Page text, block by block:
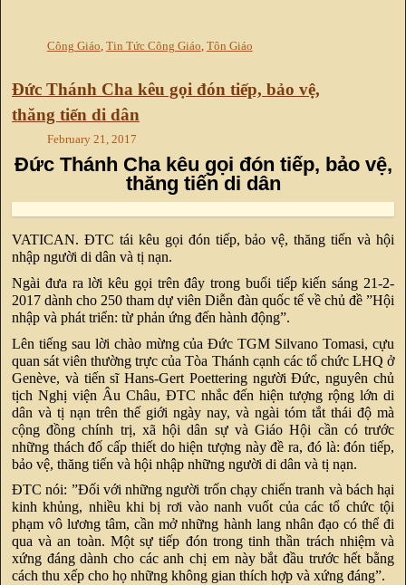
Công Giáo, Tin Tức Công Giáo, Tôn Giáo
Đức Thánh Cha kêu gọi đón tiếp, bảo vệ,
thăng tiến di dân
February 21, 2017
Đức Thánh Cha kêu gọi đón tiếp, bảo vệ,
thăng tiến di dân
VATICAN. ĐTC tái kêu gọi đón tiếp, bảo vệ, thăng tiến và hội
nhập người di dân và tị nạn.
Ngài đưa ra lời kêu gọi trên đây trong buổi tiếp kiến sáng 21-2-
2017 dành cho 250 tham dự viên Diễn đàn quốc tế về chủ đề ”Hội
nhập và phát triển: từ phản ứng đến hành động”.
Lên tiếng sau lời chào mừng của Đức TGM Silvano Tomasi, cựu
quan sát viên thường trực của Tòa Thánh cạnh các tổ chức LHQ ở
Genève, và tiến sĩ Hans-Gert Poettering người Đức, nguyên chủ
tịch Nghị viện Âu Châu, ĐTC nhắc đến hiện tượng rộng lớn di
dân và tị nạn trên thế giới ngày nay, và ngài tóm tắt thái độ mà
cộng đồng chính trị, xã hội dân sự và Giáo Hội cần có trước
những thách đố cấp thiết do hiện tượng này đề ra, đó là: đón tiếp,
bảo vệ, thăng tiến và hội nhập những người di dân và tị nạn.
ĐTC nói: ”Đối với những người trốn chạy chiến tranh và bách hại
kinh khủng, nhiều khi bị rơi vào nanh vuốt của các tổ chức tội
phạm vô lương tâm, cần mở những hành lang nhân đạo có thể đi
qua và an toàn. Một sự tiếp đón trong tinh thần trách nhiệm và
xứng đáng dành cho các anh chị em này bắt đầu trước hết bằng
cách thu xếp cho họ những không gian thích hợp và xứng đáng”.